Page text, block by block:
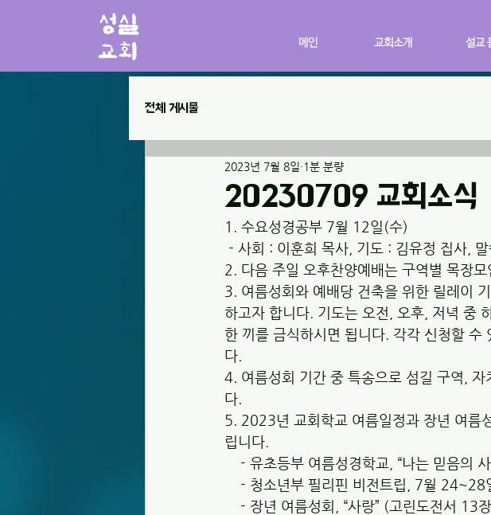
메인 교회소개 설교
전체 게시물
20230709 교회소식
2023년 7월 8일 1분 분량
1. 수요성경공부 7월 12일(수)
- 사회 : 이훈희 목사, 기도 : 김유정 집사,
2. 다음 주일 오후찬양예배는 구역별 목장모
3. 여름성회와 예배당 건축을 위한 릴레이
하고자 합니다. 기도는 오전, 오후, 저녁 중
한 끼를 금식하시면 됩니다. 각각 신청할 수
다.
4. 여름성회 기간 중 특송으로 섬길 구역,
다.
5. 2023년 교회학교 여름일정과 장년 여름
립니다.
- 유초등부 여름성경학교, “나는 믿음
- 청소년부 필리핀 비전트립, 7월 24~28
- 장년 여름성회, “사랑” (고린도전서